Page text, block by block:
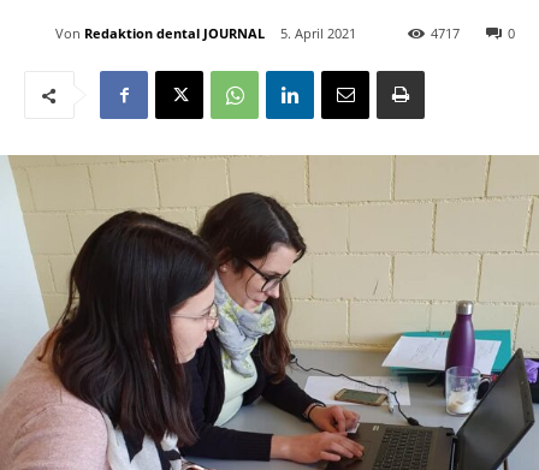
Von Redaktion dental JOURNAL 5. April 2021 0
4717